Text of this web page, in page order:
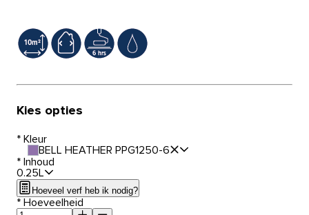
Kies opties
* Kleur
BELL HEATHER PPG1250-6
* Inhoud
0.25L
Hoeveel verf heb ik nodig?
* Hoeveelheid